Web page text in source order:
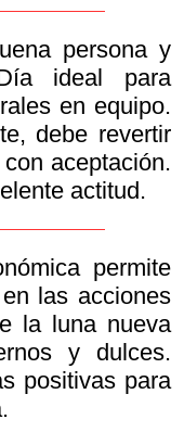
persona y
ideal para
en equipo.
debe revertir
aceptación.
actitud.
permite
las acciones
la luna nueva
y dulces.
positivas para